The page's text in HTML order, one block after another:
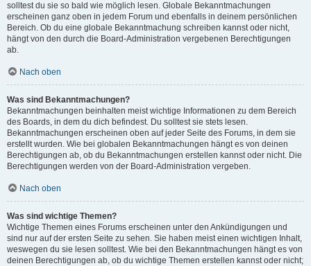
solltest du sie so bald wie möglich lesen. Globale Bekanntmachungen
erscheinen ganz oben in jedem Forum und ebenfalls in deinem persönlichen
Bereich. Ob du eine globale Bekanntmachung schreiben kannst oder nicht,
hängt von den durch die Board-Administration vergebenen Berechtigungen
ab.
Nach oben
Was sind Bekanntmachungen?
Bekanntmachungen beinhalten meist wichtige Informationen zu dem Bereich
des Boards, in dem du dich befindest. Du solltest sie stets lesen.
Bekanntmachungen erscheinen oben auf jeder Seite des Forums, in dem sie
erstellt wurden. Wie bei globalen Bekanntmachungen hängt es von deinen
Berechtigungen ab, ob du Bekanntmachungen erstellen kannst oder nicht. Die
Berechtigungen werden von der Board-Administration vergeben.
Nach oben
Was sind wichtige Themen?
Wichtige Themen eines Forums erscheinen unter den Ankündigungen und
sind nur auf der ersten Seite zu sehen. Sie haben meist einen wichtigen Inhalt,
weswegen du sie lesen solltest. Wie bei den Bekanntmachungen hängt es von
deinen Berechtigungen ab, ob du wichtige Themen erstellen kannst oder nicht;